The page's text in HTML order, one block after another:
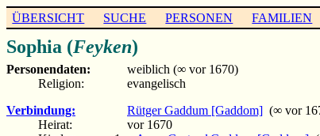
ÜBERSICHT SUCHE PERSONEN FAMILIEN
Sophia (Feyken)
Personendaten:
weiblich (∞ vor 1670)
Religion:
evangelisch
Verbindung:
Rütger Gaddum [Gaddom] (∞ vor
Heirat:
vor 1670